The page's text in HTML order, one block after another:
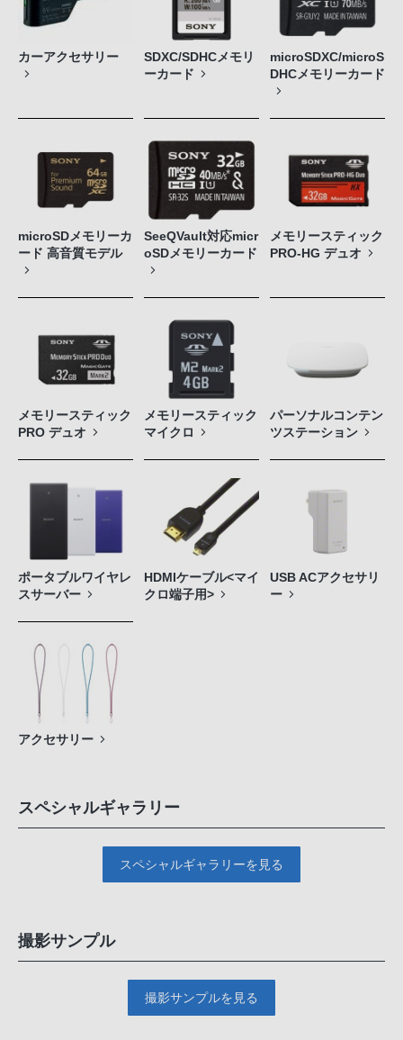
カーアクセサリー
SDXC/SDHCメモリ
ーカード
microSDXC/microS
DHCメモリーカード
microSDメモリーカ
ード 高音質モデル
SeeQVault対応micr
oSDメモリーカード
メモリースティック
PRO-HG デュオ
メモリースティック
PRO デュオ
メモリースティック
マイクロ
パーソナルコンテン
ツステーション
ポータブルワイヤレ
スサーバー
HDMIケーブル<マイ
クロ端子用>
USB ACアクセサリ
ー
アクセサリー
スペシャルギャラリー
スペシャルギャラリーを見る
撮影サンプル
撮影サンプルを見る